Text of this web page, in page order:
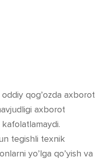
qog’ozda axborot
axborot
tegishli texnik
yo’lga qo’yish va